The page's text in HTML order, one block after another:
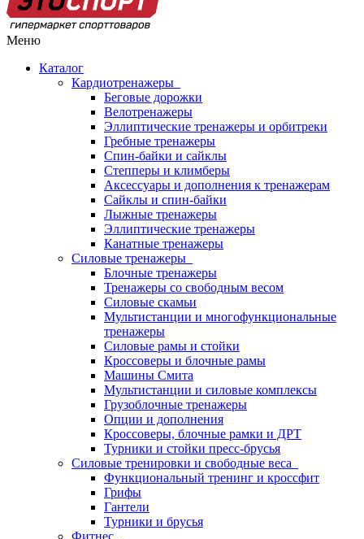
Меню
Каталог
Кардиотренажеры
Беговые дорожки
Велотренажеры
Эллиптические тренажеры и орбитреки
Гребные тренажеры
Спин-байки и сайклы
Степперы и климберы
Аксессуары и дополнения к тренажерам
Сайклы и спин-байки
Лыжные тренажеры
Эллиптические тренажеры
Канатные тренажеры
Силовые тренажеры
Блочные тренажеры
Тренажеры со свободным весом
Силовые скамьи
Мультистанции и многофункциональные
тренажеры
Силовые рамы и стойки
Кроссоверы и блочные рамы
Машины Смита
Мультистанции и силовые комплексы
Грузоблочные тренажеры
Опции и дополнения
Кроссоверы, блочные рамки и ДРТ
Турники и стойки пресс-брусья
Силовые тренировки и свободные веса
Функциональный тренинг и кроссфит
Грифы
Гантели
Турники и брусья
Фитнес